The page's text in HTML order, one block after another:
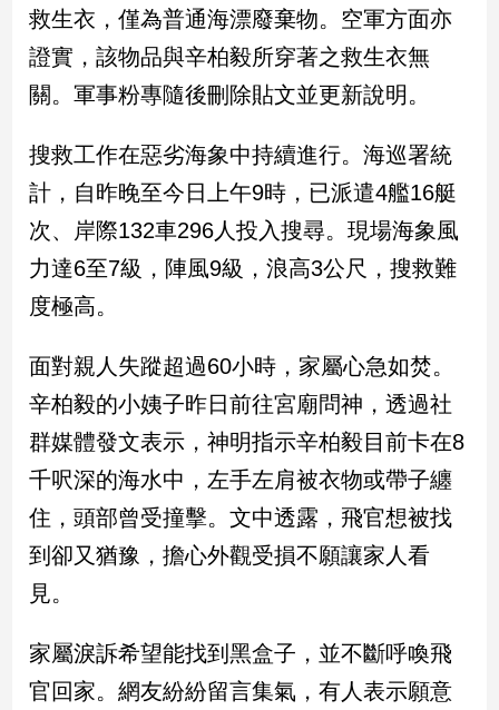
兩
岸/
國
際
地
方
新
冠
病
專
南
台
灣
觀
南
台
觀
點
救生衣，僅為普通海漂廢棄物。空軍方面亦
證實，該物品與辛柏毅所穿著之救生衣無
關。軍事粉專隨後刪除貼文並更新說明。
搜救工作在惡劣海象中持續進行。海巡署統
計，自昨晚至今日上午9時，已派遣4艦16艇
次、岸際132車296人投入搜尋。現場海象風
力達6至7級，陣風9級，浪高3公尺，搜救難
度極高。
面對親人失蹤超過60小時，家屬心急如焚。
辛柏毅的小姨子昨日前往宮廟問神，透過社
群媒體發文表示，神明指示辛柏毅目前卡在8
千呎深的海水中，左手左肩被衣物或帶子纏
住，頭部曾受撞擊。文中透露，飛官想被找
到卻又猶豫，擔心外觀受損不願讓家人看
見。
家屬淚訴希望能找到黑盒子，並不斷呼喚飛
官回家。網友紛紛留言集氣，有人表示願意